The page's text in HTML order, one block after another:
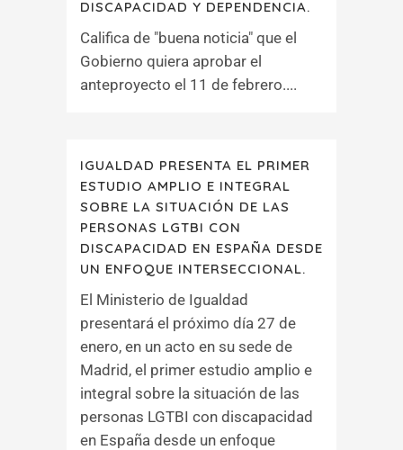
DISCAPACIDAD Y DEPENDENCIA.
Califica de "buena noticia" que el
Gobierno quiera aprobar el
anteproyecto el 11 de febrero....
IGUALDAD PRESENTA EL PRIMER
ESTUDIO AMPLIO E INTEGRAL
SOBRE LA SITUACIÓN DE LAS
PERSONAS LGTBI CON
DISCAPACIDAD EN ESPAÑA DESDE
UN ENFOQUE INTERSECCIONAL.
El Ministerio de Igualdad
presentará el próximo día 27 de
enero, en un acto en su sede de
Madrid, el primer estudio amplio e
integral sobre la situación de las
personas LGTBI con discapacidad
en España desde un enfoque